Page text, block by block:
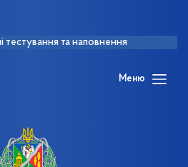
тестування та наповнення
Меню